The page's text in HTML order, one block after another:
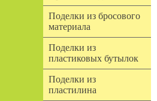
Поделки из бросового
материала
Поделки из
пластиковых бутылок
Поделки из
пластилина